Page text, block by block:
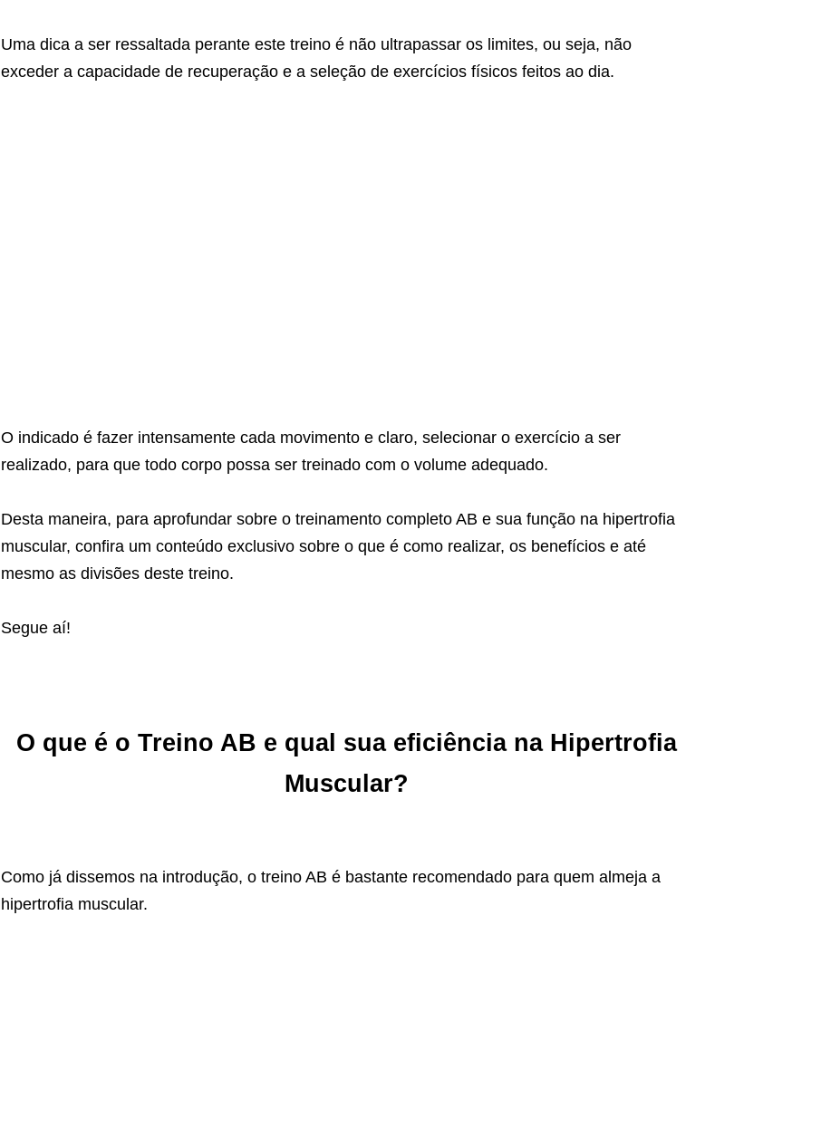
Uma dica a ser ressaltada perante este treino é não ultrapassar os limites, ou seja, não
exceder a capacidade de recuperação e a seleção de exercícios físicos feitos ao dia.
O indicado é fazer intensamente cada movimento e claro, selecionar o exercício a ser
realizado, para que todo corpo possa ser treinado com o volume adequado.
Desta maneira, para aprofundar sobre o treinamento completo AB e sua função na hipertrofia
muscular, confira um conteúdo exclusivo sobre o que é como realizar, os benefícios e até
mesmo as divisões deste treino.
Segue aí!
O que é o Treino AB e qual sua eficiência na Hipertrofia
Muscular?
Como já dissemos na introdução, o treino AB é bastante recomendado para quem almeja a
hipertrofia muscular.